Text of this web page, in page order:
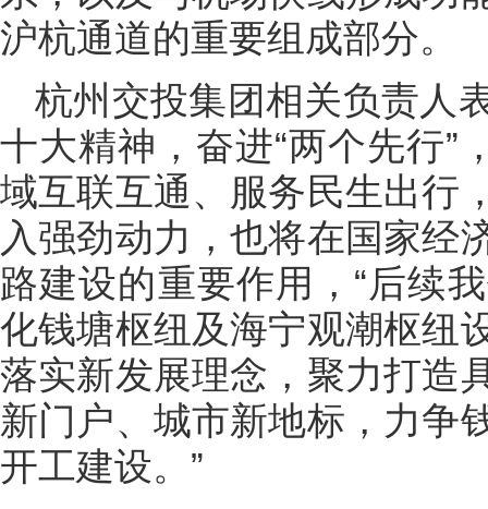
沪杭通道的重要组成部分。
杭州交投集团相关负责人
十大精神，奋进“两个先行”
域互联互通、服务民生出行
入强劲动力，也将在国家经
路建设的重要作用，“后续
化钱塘枢纽及海宁观潮枢纽
落实新发展理念，聚力打造
新门户、城市新地标，力争
开工建设。”